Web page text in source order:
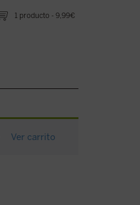
1 producto 9,99€
Ver carrito